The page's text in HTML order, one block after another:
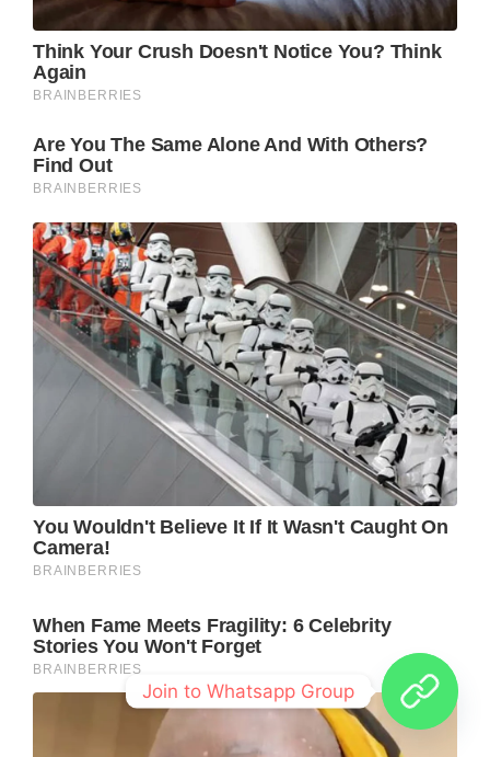
Join to Whatsapp Group